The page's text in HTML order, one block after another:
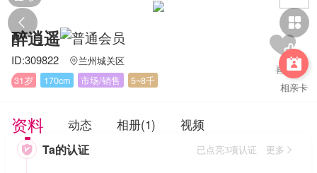
 

相亲卡
醉逍遥
ID:309822 兰州城关区
31岁
170cm 市场/销售 5~8千
资料 动态 相册(1) 视频
 Ta的认证 已点亮3项认证 更多